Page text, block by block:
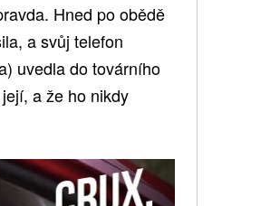
Hned po obědě
a svůj telefon
uvedla do továrního
a že ho nikdy